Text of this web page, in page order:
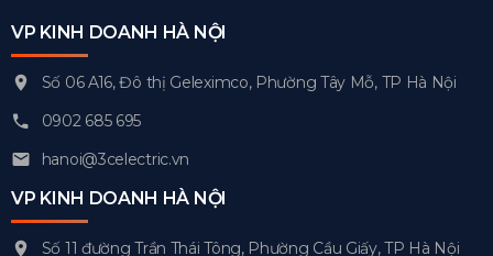
VP KINH DOANH HÀ NỘI
Số 06 A16, Đô thị Geleximco, Phường Tây Mỗ, TP Hà Nội
0902 685 695
hanoi@3celectric.vn
VP KINH DOANH HÀ NỘI
Số 11 đường Trần Thái Tông, Phường Cầu Giấy, TP Hà Nội